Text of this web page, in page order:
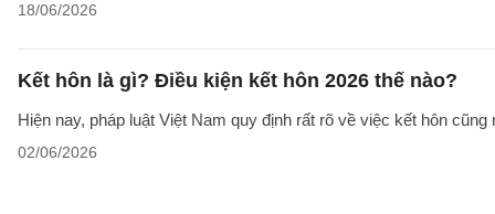
18/06/2026
Kết hôn là gì? Điều kiện kết hôn 2026 thế nào?
Hiện nay, pháp luật Việt Nam quy định rất rõ về việc kết hôn
02/06/2026